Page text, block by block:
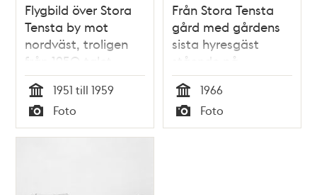
Flygbild över Stora
Tensta by mot
nordväst, troligen
från 1950-talet.
Tid
1951 till 1959
Typ
Foto
Från Stora Tensta
gård med gårdens
sista hyresgäst
stående på
yttertrappa.
Tid
1966
Typ
Foto